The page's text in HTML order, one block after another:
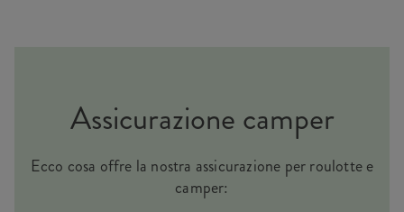
Assicurazione camper
Ecco cosa offre la nostra assicurazione per roulotte e
camper: